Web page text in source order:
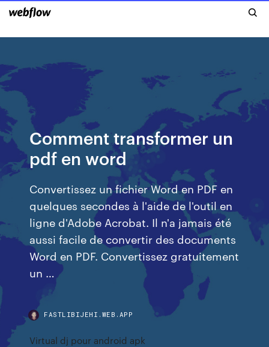
Comment transformer un
pdf en word
Convertissez un fichier Word en PDF en
quelques secondes à l'aide de l'outil en
ligne d'Adobe Acrobat. Il n'a jamais été
aussi facile de convertir des documents
Word en PDF. Convertissez gratuitement
un …
FASTLIBIJEHI.WEB.APP
Virtual dj pour android apk